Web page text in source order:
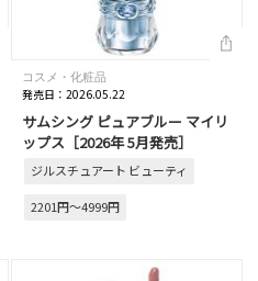
コスメ・化粧品
発売日：2026.05.22
サムシング ピュアブルー マイリ
ップス［2026年 5月発売］
ジルスチュアート ビューティ
2201円～4999円